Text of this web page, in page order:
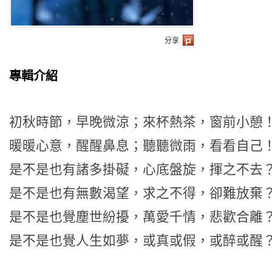
分享
專輯介紹
初秋時節，早晚微涼；來杯熱茶，窗前小憩
暖暖心意，醒醒鼻息；聽聽微雨，看看自己
是不是也有諸多掛礙，心底盤旋，揮之不去
是不是也有無數渴望，求之不得，卻難放棄
是不是也覺塵世紛擾，萬愛千情，悲歡合離
是不是也覺人生如夢，或真或假，或醉或醒